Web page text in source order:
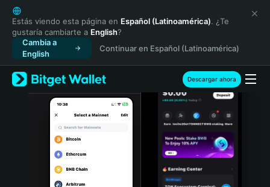
English
日本語
Tiếng Việt
Русский
Español (Latinoamérica)
Türkçe
Italiano
Português (Portugal)
Bahasa Indonesia
Estás viendo esta página en Español (Latinoamérica). ¿Te
gustaría cambiarte a English?
Cambia a
English
Continuar en Español (Latinoamérica)
Descargar ahora